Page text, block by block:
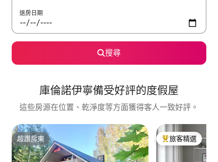
退房日期
搜尋
庫倫諾伊寧備受好評的度假屋
這些房源在位置、乾淨度等方面獲得客人一致好評。
超讚房東
超讚房東 旅客精選榜首
旅客精選